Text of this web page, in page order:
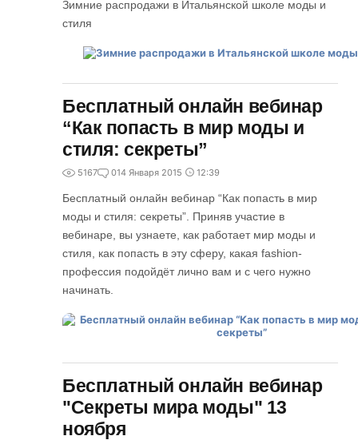
Зимние распродажи в Итальянской школе моды и
стиля
Бесплатный онлайн вебинар
“Как попасть в мир моды и
стиля: секреты”
5167 014 Января 2015 12:39
Бесплатный онлайн вебинар “Как попасть в мир
моды и стиля: секреты”. Приняв участие в
вебинаре, вы узнаете, как работает мир моды и
стиля, как попасть в эту сферу, какая fashion-
профессия подойдёт лично вам и с чего нужно
начинать.
Бесплатный онлайн вебинар
"Секреты мира моды" 13
ноября